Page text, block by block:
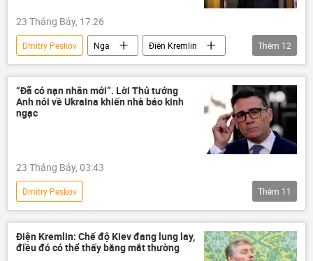
23 Tháng Bảy, 17:26
Dmitry Peskov Nga
Điện Kremlin
Vladimir Putin
Thế giới
Hoa Kỳ
Moskva
Ukraina
Sergey Lavrov
Marco Rubio
Bộ Ngoại giao Nga
Thêm 12
“Đã có nạn nhân mới”. Lời Thủ tướng
Anh nói về Ukraina khiến nhà báo kinh
ngạc
23 Tháng Bảy, 03:43
Dmitry Peskov
Chiến dịch quân sự đặc biệt tại Ukraina
Thế giới
Liên bang Nga
quan hệ quốc tế
Điện Kremlin
Thêm 11
Điện Kremlin: Chế độ Kiev đang lung lay,
điều đó có thể thấy bằng mắt thường